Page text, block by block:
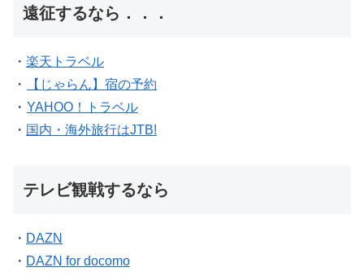
遠征するなら．．．
・ 楽天トラベル
・
【じゃらん】宿の予約
・ YAHOO！トラベル
・ 国内・海外旅行はJTB!
テレビ観戦するなら
・ DAZN
・ DAZN for docomo